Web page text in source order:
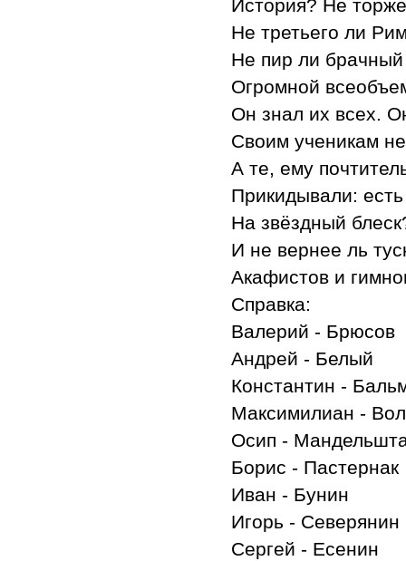
История? Не
Не третьего ли
Не пир ли
Огромной
Он знал их всех.
Своим ученикам
А те, ему
Прикидывали:
На звёздный
И не вернее ль
Акафистов и
Справка:
Валерий - Брюсов
Андрей - Белый
Константин -
Максимилиан -
Осип -
Борис - Пастернак
Иван - Бунин
Игорь - Северянин
Сергей - Есенин